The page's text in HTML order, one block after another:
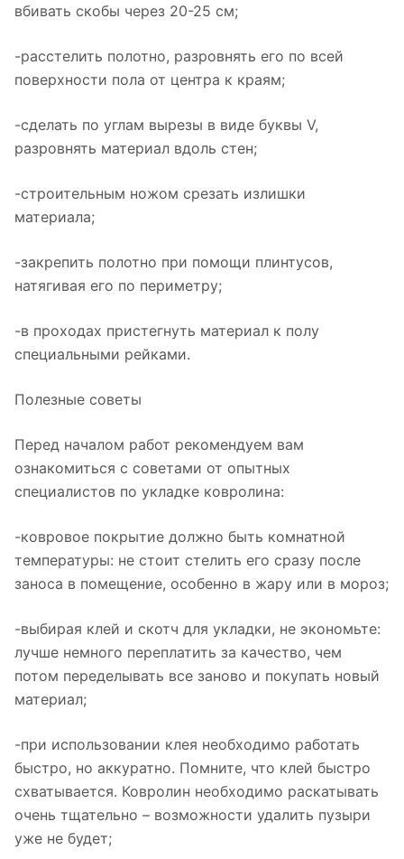
вбивать скобы через 20-25 см;
-расстелить полотно, разровнять его по всей
поверхности пола от центра к краям;
-сделать по углам вырезы в виде буквы V,
разровнять материал вдоль стен;
-строительным ножом срезать излишки
материала;
-закрепить полотно при помощи плинтусов,
натягивая его по периметру;
-в проходах пристегнуть материал к полу
специальными рейками.
Полезные советы
Перед началом работ рекомендуем вам
ознакомиться с советами от опытных
специалистов по укладке ковролина:
-ковровое покрытие должно быть комнатной
температуры: не стоит стелить его сразу после
заноса в помещение, особенно в жару или в мороз;
-выбирая клей и скотч для укладки, не экономьте:
лучше немного переплатить за качество, чем
потом переделывать все заново и покупать новый
материал;
-при использовании клея необходимо работать
быстро, но аккуратно. Помните, что клей быстро
схватывается. Ковролин необходимо раскатывать
очень тщательно – возможности удалить пузыри
уже не будет;